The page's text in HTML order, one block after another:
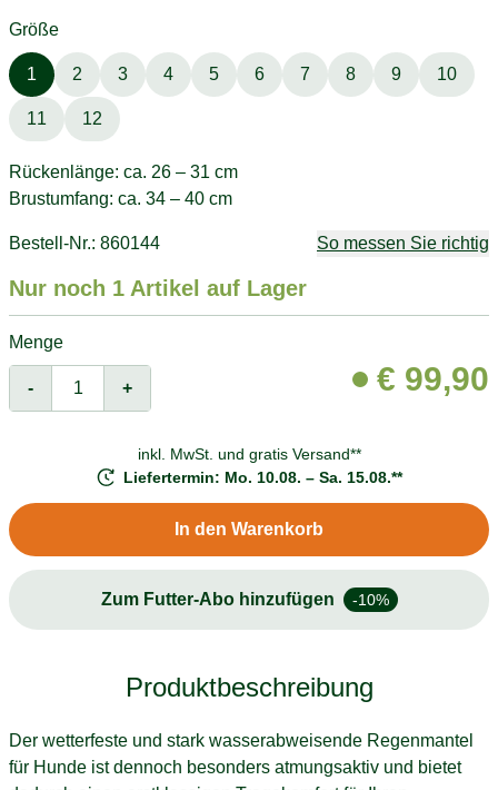
Größe
1 2 3 4 5 6 7 8 9 10
11 12
Rückenlänge: ca. 26 – 31 cm
Brustumfang: ca. 34 – 40 cm
Bestell-Nr.: 860144 So messen Sie richtig
Nur noch 1 Artikel auf Lager
Menge
- + € 99,90
inkl. MwSt. und gratis Versand**
Liefertermin: Mo. 10.08. – Sa. 15.08.**
In den Warenkorb
Zum Futter-Abo hinzufügen -10%
Produktbeschreibung
Der wetterfeste und stark wasserabweisende Regenmantel
für Hunde ist dennoch besonders atmungsaktiv und bietet